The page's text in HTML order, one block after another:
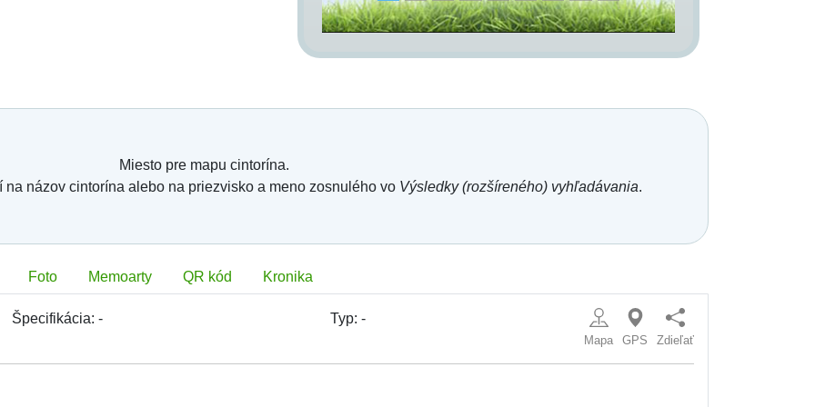
Miesto pre mapu cintorína.
názov cintorína alebo na priezvisko a meno zosnulého vo Výsledky (rozšíreného) vyhľadávania.
Foto Memoarty QR kód Kronika
Špecifikácia:- Typ: -
Mapa GPS Zdieľať